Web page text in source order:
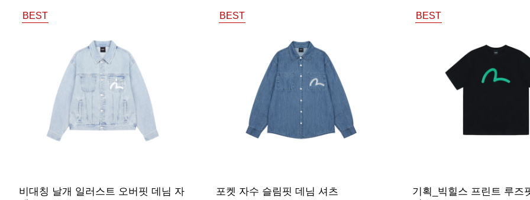
BEST
비대칭 날개 일러스트 오버핏 데님 자
BEST
포켓 자수 슬림핏 데님 셔츠
BEST
기획_빅힐스 프린트 루즈